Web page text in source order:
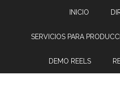
INICIO
SERVICIOS PARA
DEMO REELS